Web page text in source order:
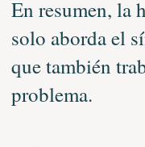
En resumen, la
solo aborda el
que también
problema.